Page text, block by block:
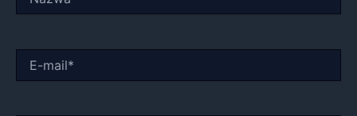
mail*